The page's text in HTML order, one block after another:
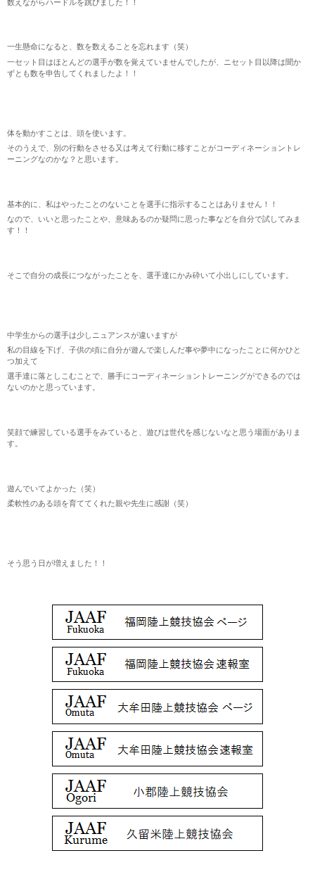
数えながらハードルを跳びました！！
一生懸命になると、数を数えることを忘れます（笑）
一セット目はほとんどの選手が数を覚えていませんでしたが、ニセット目以降は聞か
ずとも数を申告してくれましたよ！！
体を動かすことは、頭を使います。
そのうえで、別の行動をさせる又は考えて行動に移すことがコーディネーショントレ
ーニングなのかな？と思います。
基本的に、私はやったことのないことを選手に指示することはありません！！
なので、いいと思ったことや、意味あるのか疑問に思った事などを自分で試してみま
す！！
そこで自分の成長につながったことを、選手達にかみ砕いて小出しにしています。
中学生からの選手は少しニュアンスが違いますが
私の目線を下げ、子供の頃に自分が遊んで楽しんだ事や夢中になったことに何かひと
つ加えて
選手達に落としこむことで、勝手にコーディネーショントレーニングができるのでは
ないのかと思っています。
笑顔で練習している選手をみていると、遊びは世代を感じないなと思う場面がありま
す。
遊んでいてよかった（笑）
柔軟性のある頭を育ててくれた親や先生に感謝（笑）
そう思う日が増えました！！